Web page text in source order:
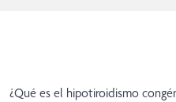
¿Qué es el hipotiroidismo